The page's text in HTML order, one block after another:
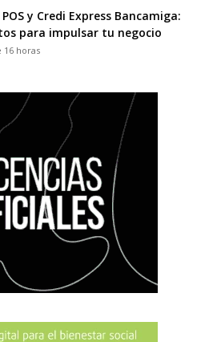
y Credi Express Bancamiga:
para impulsar tu negocio
16 horas